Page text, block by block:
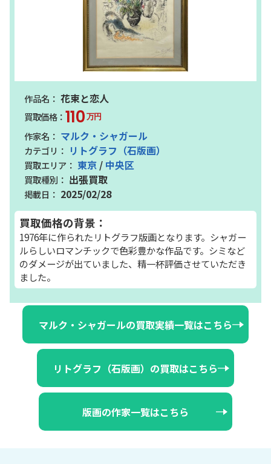
花束と恋人
110万円
マルク・シャガール
リトグラフ（石版画）
東京 / 中央区
出張買取
2025/02/28
買取価格の背景：
1976年に作られたリトグラフ版画となります。シャガー
ルらしいロマンチックで色彩豊かな作品です。シミなど
のダメージが出ていました、精一杯評価させていただき
ました。
マルク・シャガールの買取実績一覧はこちら
リトグラフ（石版画）の買取はこちら
版画の作家一覧はこちら